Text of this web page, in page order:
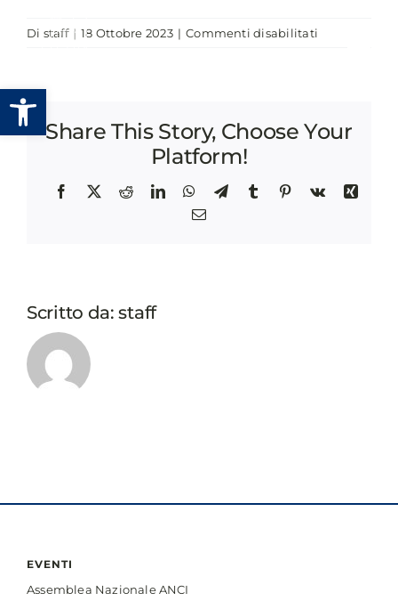
Apri la barra degli strumenti
Di staff | 18 Ottobre 2023 | Commenti disabilitati
E
Share This Story, Choose Your
Platform!
Facebook
X RedditLinkedInWhatsApp
TelegramTumblr Pinterest
Vk Xing
Email
Scritto da:staff
EVENTI
Assemblea Nazionale ANCI